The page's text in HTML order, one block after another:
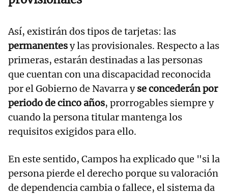
Así, existirán dos tipos de tarjetas: las
permanentesy las provisionales. Respecto a las
primeras, estarán destinadas a las personas
que cuentan con una discapacidad reconocida
por el Gobierno de Navarra yse concederán por
periodo de cinco años, prorrogables siempre y
cuando la persona titular mantenga los
requisitos exigidos para ello.
En este sentido, Campos ha explicado que "si la
persona pierde el derecho porque su valoración
de dependencia cambia o fallece, el sistema da